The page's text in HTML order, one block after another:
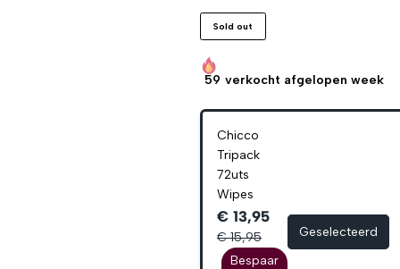
Sold out
59 verkocht afgelopen week
Chicco
Tripack
72uts
Wipes
€ 13,95
€ 15,95
Bespaar
Geselecteerd